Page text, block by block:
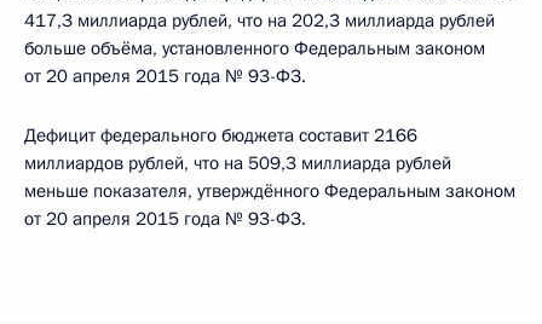
417,3 миллиарда рублей, что на 202,3 миллиарда рублей
больше объёма, установленного Федеральным законом
от 20 апреля 2015 года № 93-ФЗ.
Дефицит федерального бюджета составит 2166
миллиардов рублей, что на 509,3 миллиарда рублей
меньше показателя, утверждённого Федеральным законом
от 20 апреля 2015 года № 93-ФЗ.